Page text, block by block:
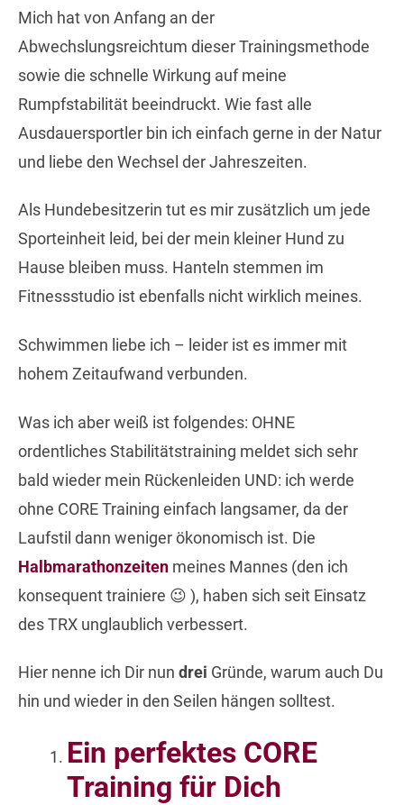
Mich hat von Anfang an der
Abwechslungsreichtum dieser Trainingsmethode
sowie die schnelle Wirkung auf meine
Rumpfstabilität beeindruckt. Wie fast alle
Ausdauersportler bin ich einfach gerne in der Natur
und liebe den Wechsel der Jahreszeiten.
Als Hundebesitzerin tut es mir zusätzlich um jede
Sporteinheit leid, bei der mein kleiner Hund zu
Hause bleiben muss. Hanteln stemmen im
Fitnessstudio ist ebenfalls nicht wirklich meines.
Schwimmen liebe ich – leider ist es immer mit
hohem Zeitaufwand verbunden.
Was ich aber weiß ist folgendes: OHNE
ordentliches Stabilitätstraining meldet sich sehr
bald wieder mein Rückenleiden UND: ich werde
ohne CORE Training einfach langsamer, da der
Laufstil dann weniger ökonomisch ist. Die
Halbmarathonzeiten meines Mannes (den ich
konsequent trainiere 😉 ), haben sich seit Einsatz
des TRX unglaublich verbessert.
Hier nenne ich Dir nun drei Gründe, warum auch Du
hin und wieder in den Seilen hängen solltest.
Ein perfektes CORE
Training für Dich